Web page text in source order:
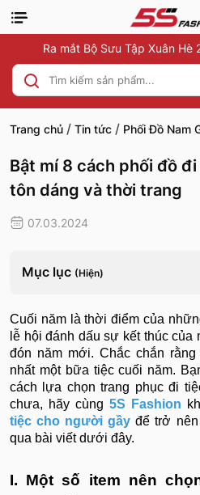
Ra mắt Bộ Sưu Tập Xuân
Trang chủ / Tin tức / Phối Đồ Nam
Bật mí 8 cách phối đồ
tôn dáng và thời trang
07.03.2024
Mục lục (Hiện)
Cuối năm là thời điểm của
lễ hội đánh dấu sự kết thúc của
đón năm mới. Chắc chắn
nhất một bữa tiệc cuối năm.
cách lựa chọn trang phục đi
chưa, hãy cùng 5S Fashion
tiệc cho người gầy để trở
qua bài viết dưới đây.
I. Một số item nên